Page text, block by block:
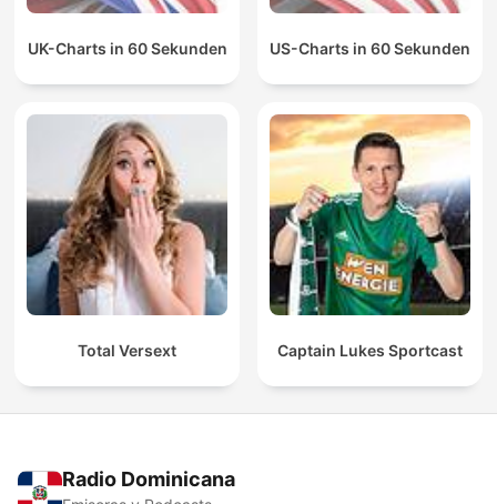
UK-Charts in 60 Sekunden US-Charts in 60 Sekunden
Total Versext Captain Lukes Sportcast
Radio Dominicana